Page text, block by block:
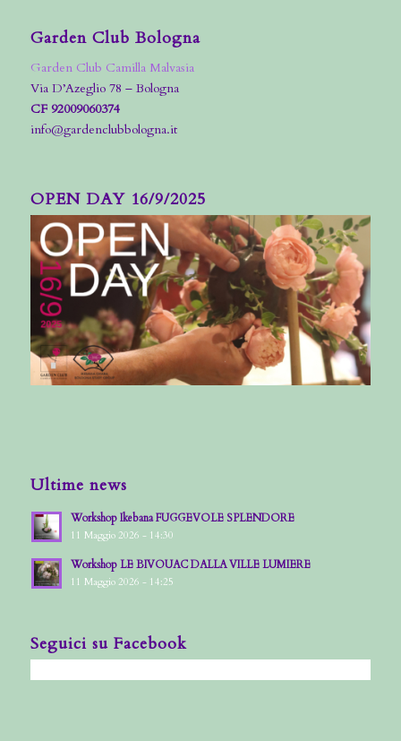
Garden Club Bologna
Garden Club Camilla Malvasia
Via D’Azeglio 78 – Bologna
CF 92009060374
info@gardenclubbologna.it
OPEN DAY 16/9/2025
Ultime news
Workshop Ikebana FUGGEVOLE SPLENDORE
11 Maggio 2026 - 14:30
Workshop LE BIVOUAC DALLA VILLE LUMIERE
11 Maggio 2026 - 14:25
Seguici su Facebook